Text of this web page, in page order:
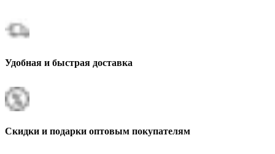
Удобная и быстрая доставка
Скидки и подарки оптовым покупателям